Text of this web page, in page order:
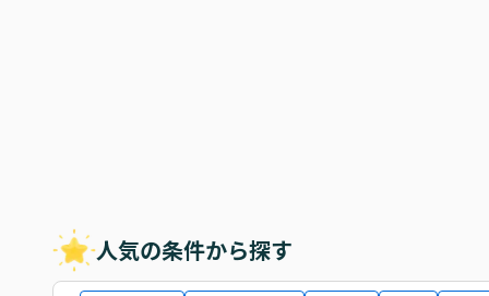
人気の条件から探す